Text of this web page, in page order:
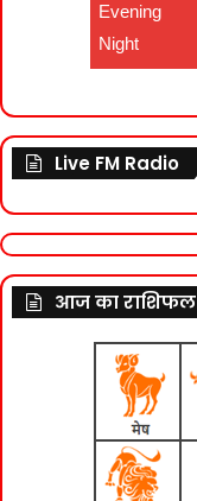
Evening
Night
Live FM Radio
आज का राशिफल